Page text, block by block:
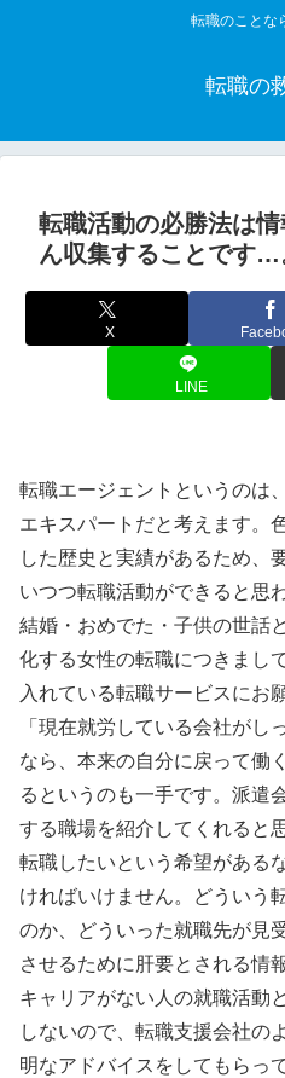
転職のことな
転職の
転職活動の必勝法は
ん収集することです…
X
LINE
転職エージェントというのは
エキスパートだと考えます。
した歴史と実績があるため、
いつつ転職活動ができると思
結婚・おめでた・子供の世話
化する女性の転職につきまし
入れている転職サービスにお
「現在就労している会社がし
なら、本来の自分に戻って働
るというのも一手です。派遣
する職場を紹介してくれると
転職したいという希望がある
ければいけません。どういう
のか、どういった就職先が見
させるために肝要とされる情
キャリアがない人の就職活動
しないので、転職支援会社の
明なアドバイスをしてもらっ